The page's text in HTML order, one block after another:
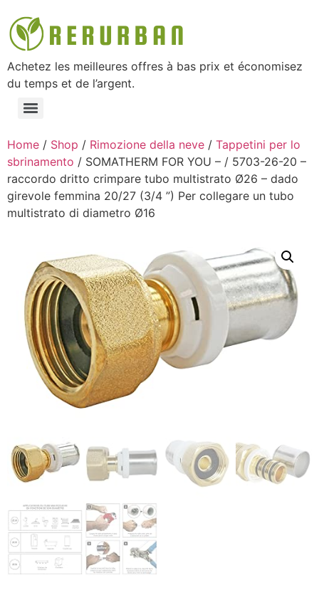
Achetez les meilleures offres à bas prix et économisez
du temps et de l’argent.
Home / Shop / Rimozione della neve / Tappetini per lo
sbrinamento / SOMATHERM FOR YOU – / 5703-26-20 –
raccordo dritto crimpare tubo multistrato Ø26 – dado
girevole femmina 20/27 (3/4 ”) Per collegare un tubo
multistrato di diametro Ø16